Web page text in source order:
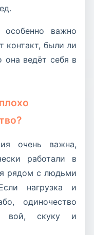
важно
контакт, были ли
она ведёт себя в
очень важна,
работали в
рядом с людьми
нагрузка и
одиночество
вой, скуку и